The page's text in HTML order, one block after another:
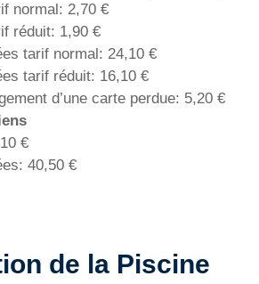
normal: 2,70 €
réduit: 1,90 €
tarif normal: 24,10 €
tarif réduit: 16,10 €
d’une carte perdue: 5,20 €
€
40,50 €
de la Piscine